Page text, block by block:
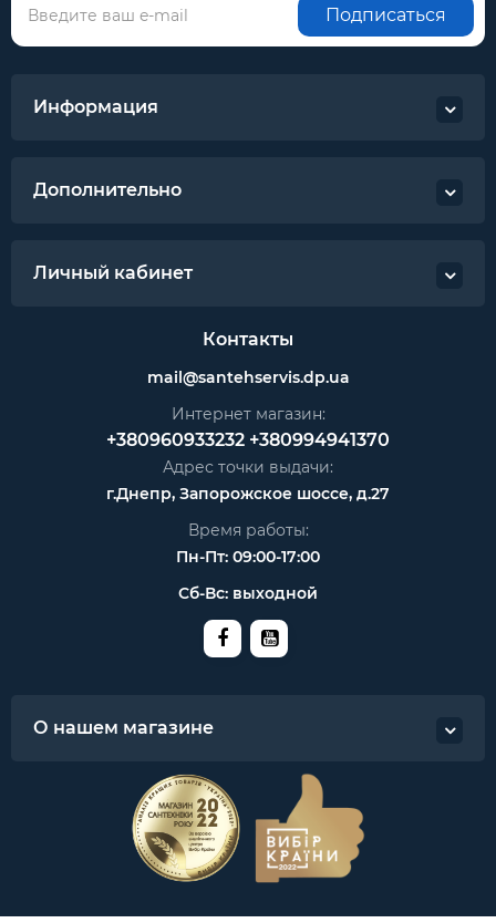
Подписаться
Информация
Дополнительно
Личный кабинет
Контакты
mail@santehservis.dp.ua
Интернет магазин:
+380960933232 +380994941370
Адрес точки выдачи:
г.Днепр, Запорожское шоссе, д.27
Время работы:
Пн-Пт: 09:00-17:00
Сб-Вс: выходной
О нашем магазине